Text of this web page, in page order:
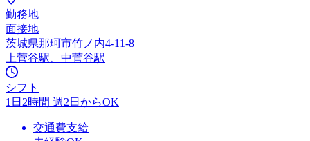
勤務地
面接地
茨城県那珂市竹ノ内4-11-8
上菅谷駅、中菅谷駅
シフト
1日2時間 週2日からOK
交通費支給